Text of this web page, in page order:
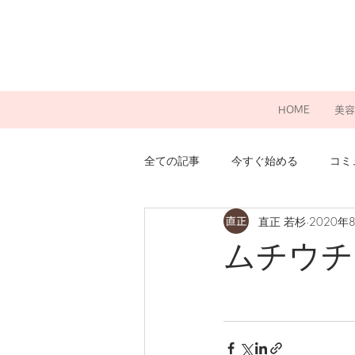
HOME 美
全ての記事 今すぐ始める コ
ムチウチ
直正 若杉 2020年